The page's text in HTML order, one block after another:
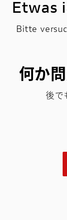
Etwas
Bitte
何か
後で